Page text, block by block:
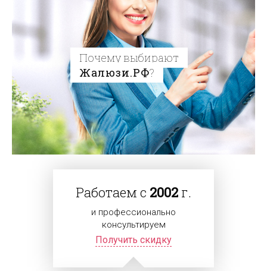
Почему выбирают
Жалюзи.РФ?
Работаем с 2002 г.
и профессионально
консультируем
Получить скидку